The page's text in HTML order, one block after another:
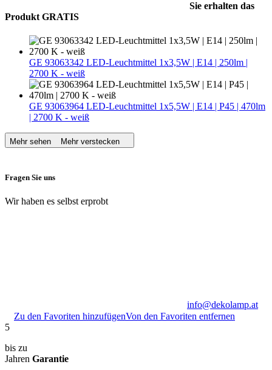
Sie erhalten das
Produkt GRATIS
GE 93063342 LED-Leuchtmittel 1x3,5W | E14 | 250lm |
2700 K - weiß
GE 93063964 LED-Leuchtmittel 1x5,5W | E14 | P45 | 470lm
| 2700 K - weiß
Mehr sehen Mehr verstecken
Fragen Sie uns
Wir haben es selbst erprobt
info@dekolamp.at
Zu den Favoriten hinzufügenVon den Favoriten entfernen
5
bis zu
Jahren Garantie